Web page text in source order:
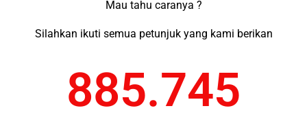
Mau tahu caranya ?
Silahkan ikuti semua petunjuk yang kami berikan
885.745